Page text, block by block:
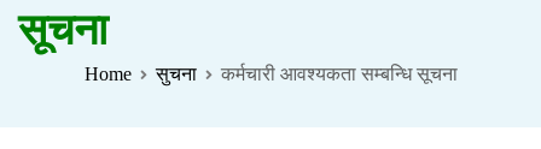
सूचना
Home सुचना कर्मचारी आवश्यकता सम्बन्धि सूचना